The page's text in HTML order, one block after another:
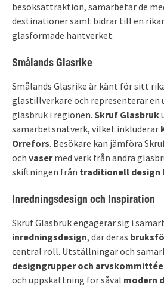
besöksattraktion, samarbetar de
destinationer samt bidrar till en
glasformade hantverket.
Smålands Glasrike
Smålands Glasrike är känt för sitt
glastillverkare och representerar en
glasbruk i regionen. Skruf Glasbruk
samarbetsnätverk, vilket inkluderar
Orrefors. Besökare kan jämföra
och vasermed verk från andra
skiftningen från traditionell design
Inredningsdesign och Inspiration
Skruf Glasbruk engagerar sig i
inredningsdesign, där deras
central roll. Utställningar och
designgrupper och
och uppskattning för såväl modern